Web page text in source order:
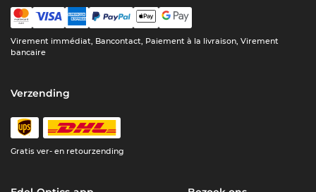
Virement immédiat, Bancontact, Paiement à la livraison, Virement
bancaire
Verzending
Gratis ver- en retourzending